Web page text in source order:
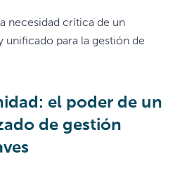
necesidad crítica de un
unificado para la gestión de
el poder de un
de gestión